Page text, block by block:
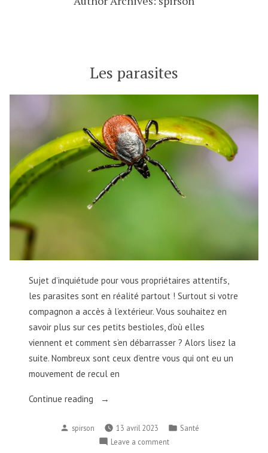
Les parasites
Sujet d’inquiétude pour vous propriétaires attentifs,
les parasites sont en réalité partout ! Surtout si votre
compagnon a accès à l’extérieur. Vous souhaitez en
savoir plus sur ces petits bestioles, d’où elles
viennent et comment s’en débarrasser ? Alors lisez la
suite. Nombreux sont ceux d’entre vous qui ont eu un
mouvement de recul en
Continue reading
spirson 13 avril 2023
Santé
Leave a comment